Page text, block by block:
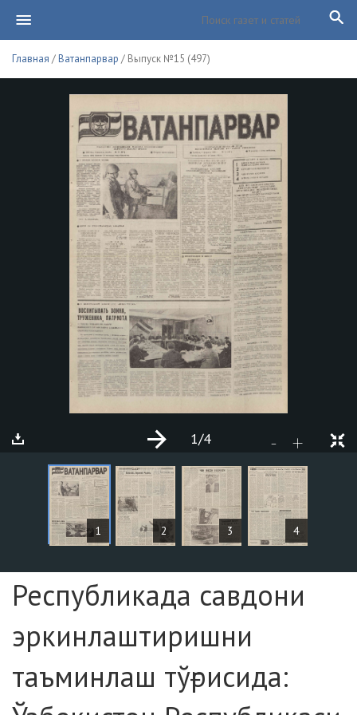
Главная /Ватанпарвар / Выпуск №15 (497)
1 2 3 4
- +
1/4
СТАТЬИ
Страница №1
Республикада савдони
эркинлаштиришни
таъминлаш тўғрисида: